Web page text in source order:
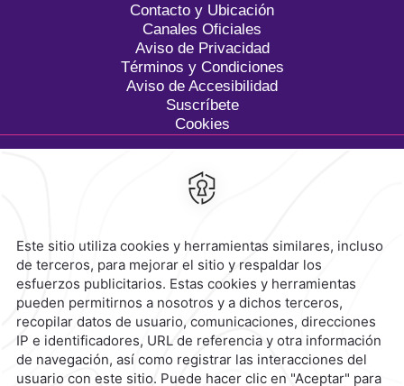
Contacto y Ubicación
Canales Oficiales
Aviso de Privacidad
Términos y Condiciones
Aviso de Accesibilidad
Suscríbete
Cookies
Calzada General Mariano
Escobedo 700,Anzures,
Reservaciones|800 901 2300
contacto@caminoreal.com
reservaciones@caminoreal.com